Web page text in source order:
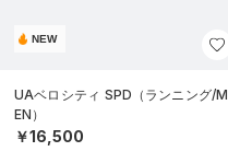
NEW
UAベロシティ SPD（ランニング/M
EN）
￥16,500